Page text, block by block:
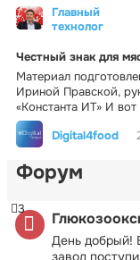
Главный
технолог
Честный знак для
Материал
Ириной Правской,
«Константа ИТ» И
Digital4food
Форум
День добрый!
завод
3